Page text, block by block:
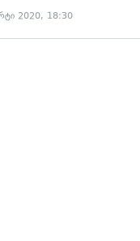
2020, 18:30